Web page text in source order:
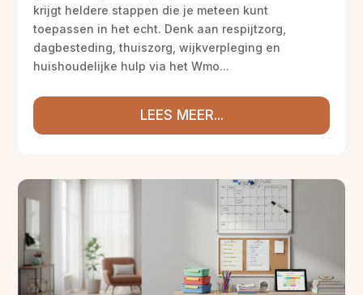
krijgt heldere stappen die je meteen kunt
toepassen in het echt. Denk aan respijtzorg,
dagbesteding, thuiszorg, wijkverpleging en
huishoudelijke hulp via het Wmo...
LEES MEER...